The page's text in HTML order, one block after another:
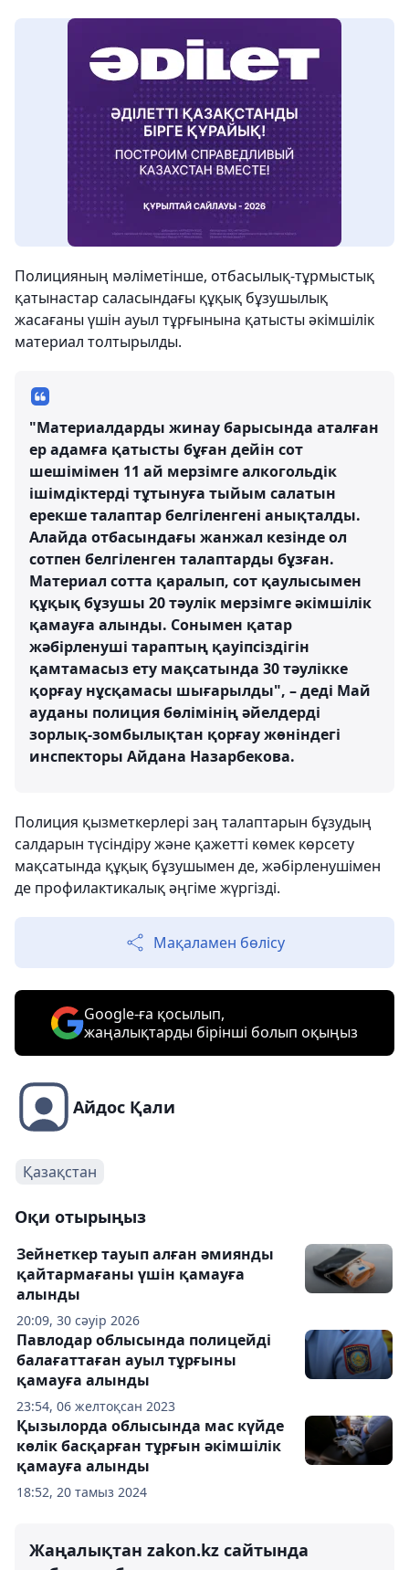
Полицияның мәліметінше, отбасылық-тұрмыстық
қатынастар саласындағы құқық бұзушылық
жасағаны үшін ауыл тұрғынына қатысты әкімшілік
материал толтырылды.
"Материалдарды жинау барысында аталған
ер адамға қатысты бұған дейін сот
шешімімен 11 ай мерзімге алкогольдік
ішімдіктерді тұтынуға тыйым салатын
ерекше талаптар белгіленгені анықталды.
Алайда отбасындағы жанжал кезінде ол
сотпен белгіленген талаптарды бұзған.
Материал сотта қаралып, сот қаулысымен
құқық бұзушы 20 тәулік мерзімге әкімшілік
қамауға алынды. Сонымен қатар
жәбірленуші тараптың қауіпсіздігін
қамтамасыз ету мақсатында 30 тәулікке
қорғау нұсқамасы шығарылды", – деді Май
ауданы полиция бөлімінің әйелдерді
зорлық-зомбылықтан қорғау жөніндегі
инспекторы Айдана Назарбекова.
Полиция қызметкерлері заң талаптарын бұзудың
салдарын түсіндіру және қажетті көмек көрсету
мақсатында құқық бұзушымен де, жәбірленушімен
де профилактикалық әңгіме жүргізді.
Мақаламен бөлісу
Google-ға қосылып,
жаңалықтарды бірінші болып оқыңыз
Айдос Қали
Қазақстан
Оқи отырыңыз
20:09, 30 сәуір 2026
Зейнеткер тауып алған әмиянды
қайтармағаны үшін қамауға
алынды
23:54, 06 желтоқсан 2023
Павлодар облысында полицейді
балағаттаған ауыл тұрғыны
қамауға алынды
18:52, 20 тамыз 2024
Қызылорда облысында мас күйде
көлік басқарған тұрғын әкімшілік
қамауға алынды
Жаңалықтан zakon.kz сайтында